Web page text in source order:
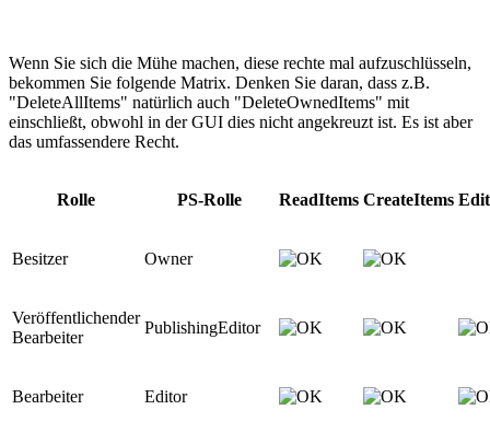
Wenn Sie sich die Mühe machen, diese rechte mal aufzuschlüsseln,
bekommen Sie folgende Matrix. Denken Sie daran, dass z.B.
"DeleteAllItems" natürlich auch "DeleteOwnedItems" mit
einschließt, obwohl in der GUI dies nicht angekreuzt ist. Es ist aber
das umfassendere Recht.
Rolle PS-Rolle ReadItems CreateItems
Besitzer Owner
Veröffentlichender
Bearbeiter
PublishingEditor
Bearbeiter Editor